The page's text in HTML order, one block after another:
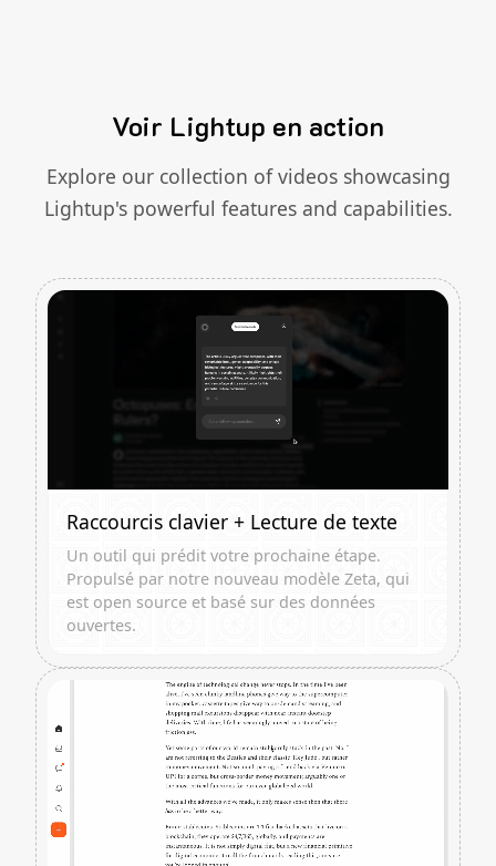
Voir Lightup en action
Explore our collection of videos showcasing
Lightup's powerful features and capabilities.
Raccourcis clavier + Lecture de texte
Un outil qui prédit votre prochaine étape.
Propulsé par notre nouveau modèle Zeta, qui
est open source et basé sur des données
ouvertes.